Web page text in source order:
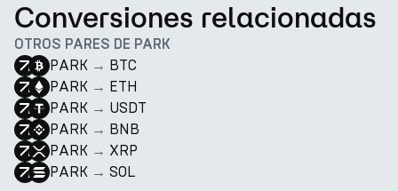
Conversiones relacionadas
OTROS PARES DE PARK
PARK → BTC
PARK → ETH
PARK → USDT
PARK → BNB
PARK → XRP
PARK → SOL